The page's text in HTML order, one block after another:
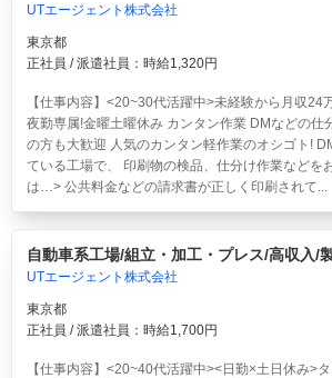
UTエージェント株式会社
東京都
正社員 / 派遣社員：時給1,320円
【仕事内容】<20~30代活躍中>未経験から月収24
夜勤専属!金曜土曜休みカンタン作業 DMなどの仕
の方も大歓迎 人気のカンタン軽作業のオシゴト!
ている工場で、 印刷物の検品、仕分け作業などを
は…> 公共料金などの請求書が正しく印刷されて...
自動車系工場/組立・加工・プレス/高収入/
UTエージェント株式会社
東京都
正社員 / 派遣社員：時給1,700円
【仕事内容】<20~40代活躍中><日勤×土日休み>